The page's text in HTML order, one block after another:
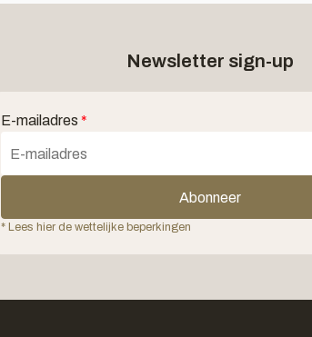
Newsletter sign-up
E-mailadres *
Abonneer
* Lees hier de wettelijke beperkingen